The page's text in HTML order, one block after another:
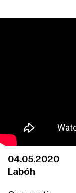
04.05.2020
Labóh